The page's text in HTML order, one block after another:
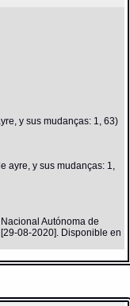
y sus mudanças: 1, 63)
ayre, y sus mudanças: 1,
Autónoma de
08-2020]. Disponible en